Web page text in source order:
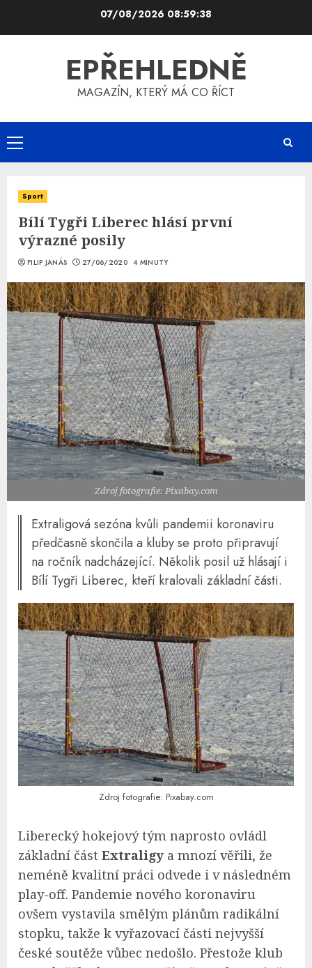
07/08/2026 08:59:39
EPŘEHLEDNĚ
MAGAZÍN, KTERÝ MÁ CO ŘÍCT
Primary
Menu
Sport
Bílí Tygři Liberec hlásí první
výrazné posily
FILIP JANÁS 27/06/2020 4 MINUTY
Zdroj fotografie: Pixabay.com
Extraligová sezóna kvůli pandemii koronaviru
předčasně skončila a kluby se proto připravují
na ročník nadcházející. Několik posil už hlásají i
Bílí Tygři Liberec, kteří kralovali základní části.
Zdroj fotografie: Pixabay.com
Liberecký hokejový tým naprosto ovládl
základní část Extraligy a mnozí věřili, že
neméně kvalitní práci odvede i v následném
play-off. Pandemie nového koronaviru
ovšem vystavila smělým plánům radikální
stopku, takže k vyřazovací části nejvyšší
české soutěže vůbec nedošlo. Přestože klub